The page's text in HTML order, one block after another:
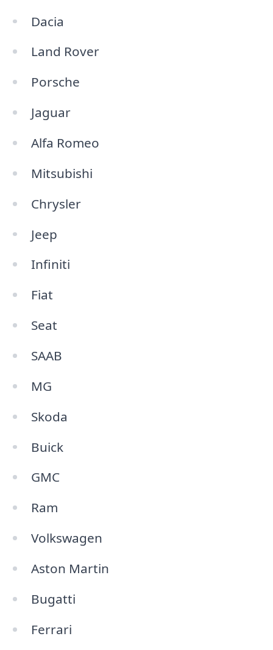
Dacia
Land Rover
Porsche
Jaguar
Alfa Romeo
Mitsubishi
Chrysler
Jeep
Infiniti
Fiat
Seat
SAAB
MG
Skoda
Buick
GMC
Ram
Volkswagen
Aston Martin
Bugatti
Ferrari